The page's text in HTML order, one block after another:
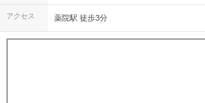
アクセス 薬院駅 徒歩3分